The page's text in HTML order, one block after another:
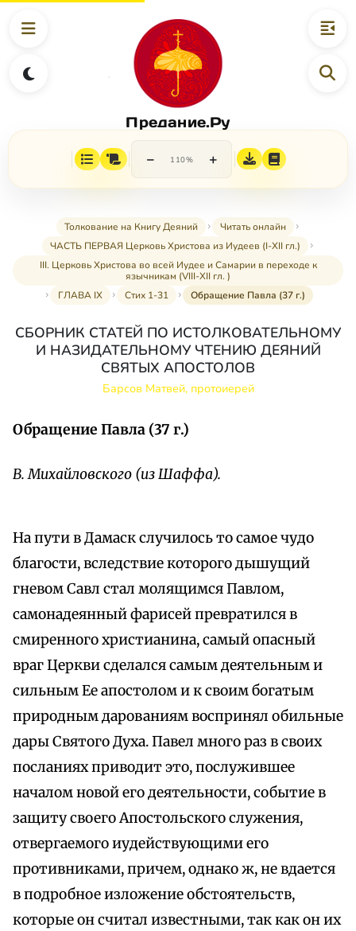
Предание.Ру
− 110% +
Толкование на Книгу Деяний
Читать онлайн
ЧАСТЬ ПЕРВАЯ Церковь Христова из Иудеев (I-XII гл.)
III. Церковь Христова во всей Иудее и Самарии в переходе к
язычникам (VIII-XII гл. )
ГЛАВА IX
Стих 1-31 Обращение Павла (37 г.)
СБОРНИК СТАТЕЙ ПО ИСТОЛКОВАТЕЛЬНОМУ
И НАЗИДАТЕЛЬНОМУ ЧТЕНИЮ ДЕЯНИЙ
СВЯТЫХ АПОСТОЛОВ
Барсов Матвей, протоиерей
Обращение Павла (37 г.)
В. Михайловского (из Шаффа).
На пути в Дамаск случилось то самое чудо
благости, вследствие которого дышущий
гневом Савл стал молящимся Павлом,
самонадеянный фарисей превратился в
смиренного христианина, самый опасный
враг Церкви сделался самым деятельным и
сильным Ее апостолом и к своим богатым
природным дарованиям воспринял обильные
дары Святого Духа. Павел много раз в своих
посланиях приводит это, послужившее
началом новой его деятельности, событие в
защиту своего Апостольского служения,
отвергаемого иудействующими его
противниками, причем, однако ж, не вдается
в подробное изложение обстоятельств,
которые он считал известными, так как он их